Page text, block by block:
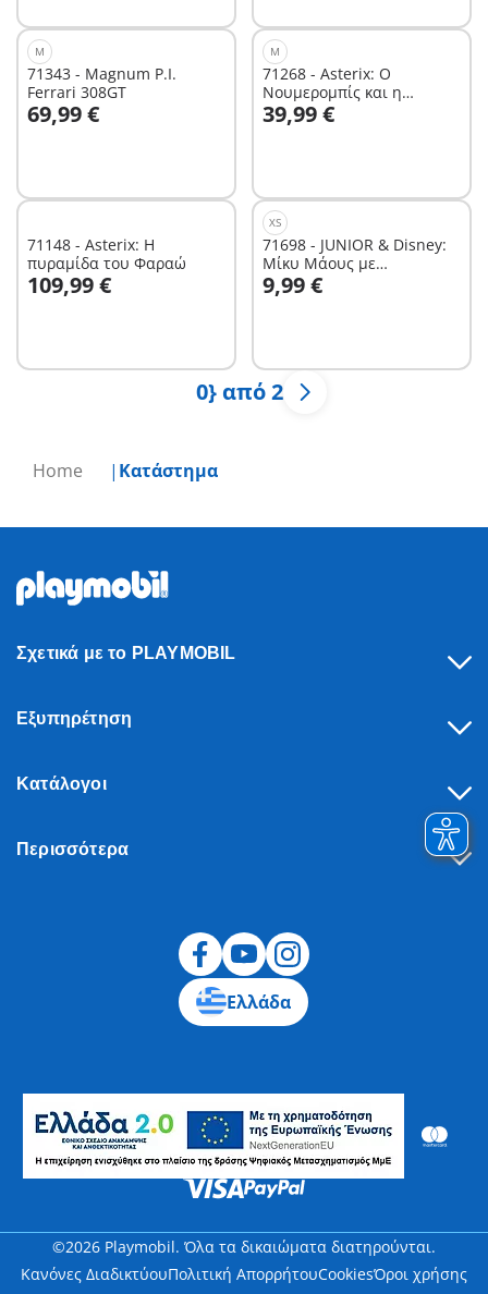
Home Κατάστημα
M
71343 - Magnum P.I.
Ferrari 308GT
69,99 €
Στο καλάθι
M
71268 - Asterix: Ο
Νουμερομπίς και η
κατασκευή του Παλατιού
39,99 €
Στο καλάθι
71148 - Asterix: Η
πυραμίδα του Φαραώ
109,99 €
Στο καλάθι
XS
71698 - JUNIOR & Disney:
Μίκυ Μάους με
περιστρεφόμενο ήλιο
9,99 €
0} από 2
Σχετικά με το PLAYMOBIL
Εξυπηρέτηση
Κατάλογοι
Περισσότερα
Ελλάδα
©2026 Playmobil. Όλα τα δικαιώματα διατηρούνται.
Κανόνες ΔιαδικτύουΠολιτική ΑπορρήτουCookiesΌροι χρήσης